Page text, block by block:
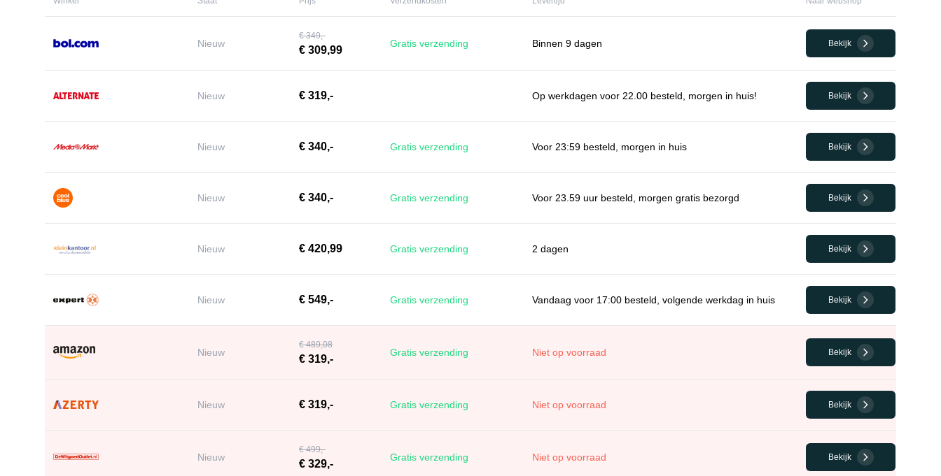
Nieuw
€ 349,-
€ 309,99
Gratis verzending Binnen 9 dagen Bekijk
Nieuw € 319,- Op werkdagen voor 22.00 besteld, morgen in huis! Bekijk
Nieuw € 340,- Gratis verzending Voor 23:59 besteld, morgen in huis Bekijk
Nieuw € 340,- Gratis verzending Voor 23.59 uur besteld, morgen gratis bezorgd Bekijk
Nieuw € 420,99 Gratis verzending 2 dagen Bekijk
Nieuw € 549,- Gratis verzending Vandaag voor 17:00 besteld, volgende werkdag in huis Bekijk
Nieuw
€ 489,08
€ 319,-
Gratis verzending Niet op voorraad Bekijk
Nieuw € 319,- Gratis verzending Niet op voorraad Bekijk
Nieuw
€ 499,-
€ 329,-
Gratis verzending Niet op voorraad Bekijk